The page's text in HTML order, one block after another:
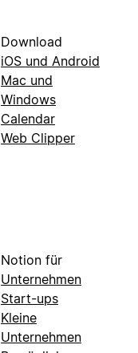
Download
iOS und Android
Mac und
Windows
Calendar
Web Clipper
Notion für
Unternehmen
Start-ups
Kleine
Unternehmen